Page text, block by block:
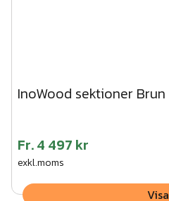
InoWood sektioner Brun
Fr.4 497 kr
exkl.moms
Visa